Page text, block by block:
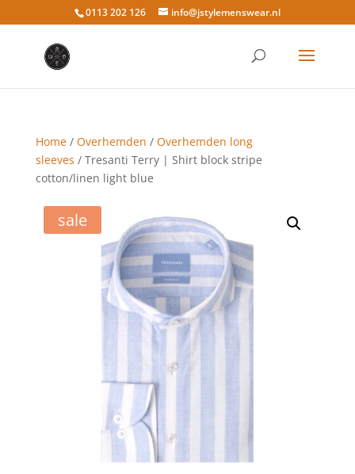
0113 202 126 info@jstylemenswear.nl
Home/ Overhemden / Overhemden long
sleeves / Tresanti Terry | Shirt block stripe
cotton/linen light blue
sale